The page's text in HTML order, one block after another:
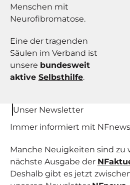
Menschen mit
Neurofibromatose.
Eine der tragenden
Säulen im Verband ist
unsere bundesweit
aktive Selbsthilfe.
Unser Newsletter
Immer informiert mit NFnews
Manche Neuigkeiten sind zu
nächste Ausgabe der
Deshalb gibt es jetzt